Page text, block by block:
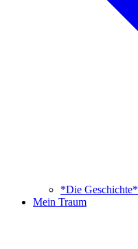
*Die Geschichte*
Mein Traum